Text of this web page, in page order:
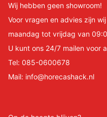
Wij hebben geen showroom!
Voor vragen en advies zijn
maandag tot vrijdag van
U kunt ons 24/7 mailen voor
Tel: 085-0600678
Mail: info@horecashack.nl